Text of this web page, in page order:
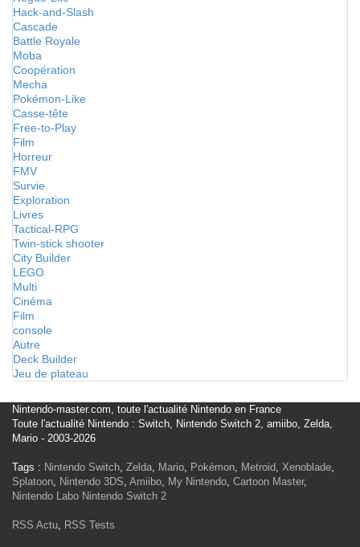
Hack-and-Slash
Cascade
Battle Royale
Moba
Coopération
Mecha
Pokémon-Like
Casse-tête
Free-to-Play
Film
Horreur
FMV
Survie
Exploration
Livres
Tactical-RPG
Twin-stick shooter
City Builder
LEGO
Multi
Cinéma
Film
console
Autre
Deck Builder
Jeu de plateau
Nintendo-master.com, toute l'actualité Nintendo en France
Toute l'actualité Nintendo : Switch, Nintendo Switch 2, amiibo, Zelda,
Mario - 2003-2026
Tags : Nintendo Switch, Zelda, Mario, Pokémon, Metroid, Xenoblade,
Splatoon, Nintendo 3DS, Amiibo, My Nintendo, Cartoon Master,
Nintendo Labo Nintendo Switch 2
RSS Actu, RSS Tests